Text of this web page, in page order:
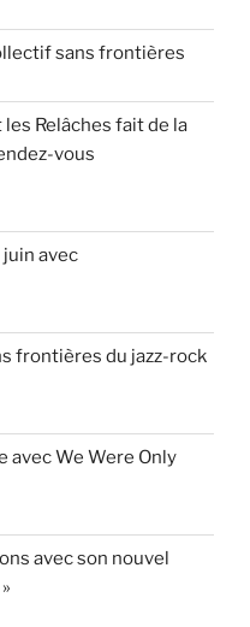
sans frontières
Relâches fait de la
vous
avec
frontières du jazz-rock
avec We Were Only
avec son nouvel